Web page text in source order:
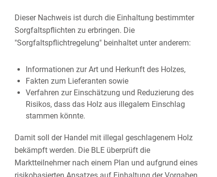
Dieser Nachweis ist durch die Einhaltung bestimmter
Sorgfaltspflichten zu erbringen. Die
"Sorgfaltspflichtregelung" beinhaltet unter anderem:
Informationen zur Art und Herkunft des Holzes,
Fakten zum Lieferanten sowie
Verfahren zur Einschätzung und Reduzierung des
Risikos, dass das Holz aus illegalem Einschlag
stammen könnte.
Damit soll der Handel mit illegal geschlagenem Holz
bekämpft werden. Die BLE überprüft die
Marktteilnehmer nach einem Plan und aufgrund eines